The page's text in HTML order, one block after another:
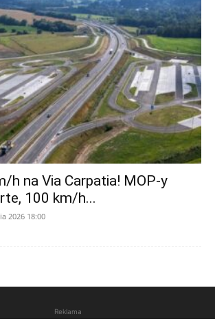
h na Via Carpatia! MOP-y
100 km/h...
2026 18:00
Reklama